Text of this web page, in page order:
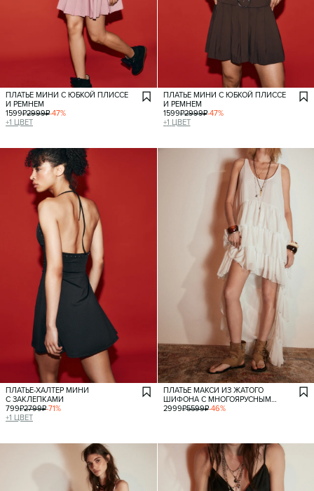
ПЛАТЬЕ МИНИ С ЮБКОЙ ПЛИССЕ
И РЕМНЕМ
1599₽2999₽-47%
+1 ЦВЕТ
ПЛАТЬЕ МИНИ С ЮБКОЙ ПЛИССЕ
И РЕМНЕМ
1599₽2999₽-47%
+1 ЦВЕТ
ПЛАТЬЕ-ХАЛТЕР МИНИ
С ЗАКЛЕПКАМИ
799₽2799₽-71%
+1 ЦВЕТ
ПЛАТЬЕ МАКСИ ИЗ ЖАТОГО
ШИФОНА С МНОГОЯРУСНЫМ
ШЛЕЙФОМ
2999₽5599₽-46%